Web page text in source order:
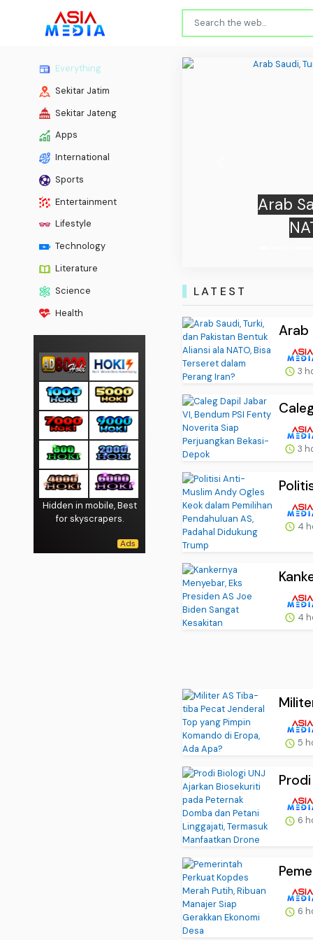
Everything
Sekitar Jatim
Sekitar Jateng
Apps
International
Sports
Entertainment
Lifestyle
Technology
Literature
Science
Health
Hidden in mobile, Best
for skyscrapers.
LATEST
Arab
3
3
4
4
5
6
6